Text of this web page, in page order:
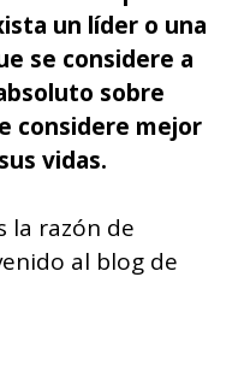
un líder o una
se considere a
sobre
considere mejor
vidas.
la razón de
al blog de